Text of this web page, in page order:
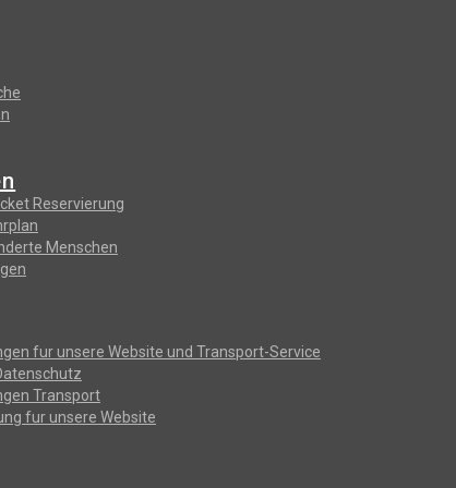
Reservierung
Menschen
fur unsere Website und Transport-Service
Transport
fur unsere Website